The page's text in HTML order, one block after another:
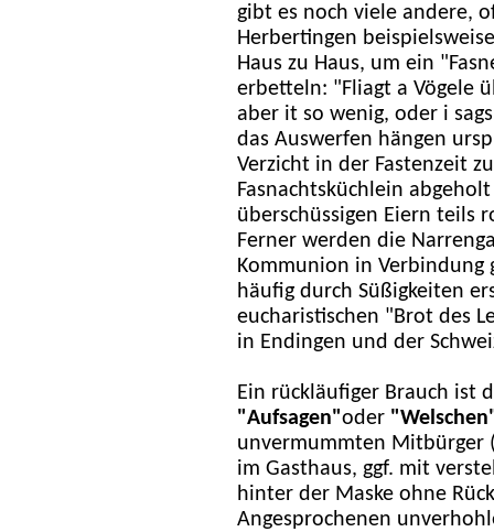
gibt es noch viele andere,
Herbertingen
Haus zu Haus, um ein
erbetteln: "Fliagt a Vögele
aber it so wenig, oder i
das Auswerfen hängen
Verzicht in der Fastenzeit
Fasnachtsküchlein
überschüssigen Eiern teils
Ferner werden die
Kommunion in
häufig durch Süßigkeiten
eucharistischen "Brot des
in Endingen und der
Ein rückläufiger Brauch ist
"Aufsagen"oder
unvermummten Mitbürger
im Gasthaus, ggf. mit
hinter der Maske ohne
Angesprochenen